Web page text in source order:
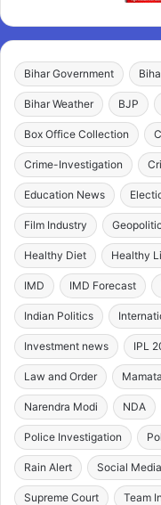
Bihar Government
Bihar Weather BJP
Box Office Collection
Crime-Investigation
Education News
Film Industry
Healthy Diet Healthy
IMD IMD Forecast
Indian Politics
Investment news IPL
Law and Order
Narendra Modi NDA
Police Investigation
Rain Alert Social Media
Supreme Court Team